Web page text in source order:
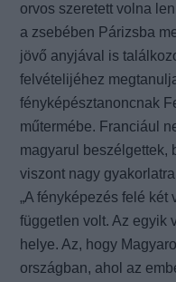
orvos szeretett volna
a zsebében Párizsba
jövő anyjával is
felvételijéhez
fényképésztanoncnak
műtermébe. Franciául
magyarul beszélgettek,
viszont nagy
„A fényképezés felé két
független volt. Az egyik
helye. Az, hogy
országban, ahol az